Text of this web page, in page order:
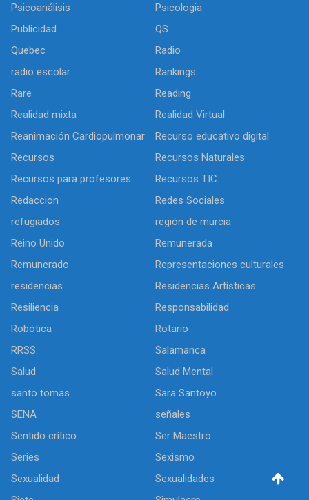
Psicoanálisis
Psicologia
Publicidad
QS
Quebec
Radio
radio escolar
Rankings
Rare
Reading
Realidad mixta
Realidad Virtual
Reanimación Cardiopulmonar
Recurso educativo digital
Recursos
Recursos Naturales
Recursos para profesores
Recursos TIC
Redaccion
Redes Sociales
refugiados
región de murcia
Reino Unido
Remunerada
Remunerado
Representaciones culturales
residencias
Residencias Artísticas
Resiliencia
Responsabilidad
Robótica
Rotario
RRSS.
Salamanca
Salud
Salud Mental
santo tomas
Sara Santoyo
SENA
señales
Sentido crítico
Ser Maestro
Series
Sexismo
Sexualidad
Sexualidades